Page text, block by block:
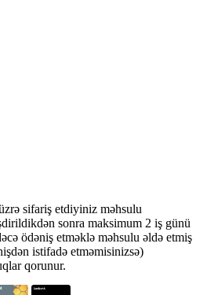
sifariş etdiyiniz məhsulu
sonra maksimum 2 iş günü
ödəniş etməklə məhsulu əldə etmiş
istifadə etməmisinizsə)
qorunur.